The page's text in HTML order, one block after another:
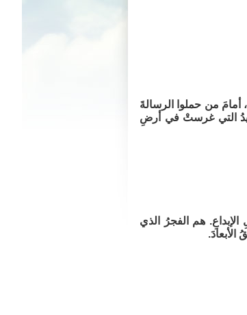
أمامَ من حملوا الرسالةَ
التي غرستْ في أرضِ
هم الفجرُ الذي